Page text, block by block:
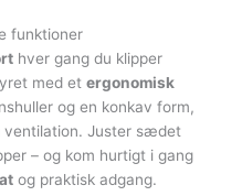
funktioner
hver gang du klipper
med et ergonomisk
og en konkav form,
ventilation. Juster sædet
– og kom hurtigt i gang
og praktisk adgang.